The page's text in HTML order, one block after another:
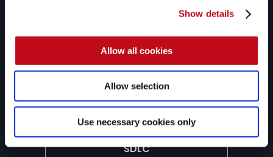
Show details
Allow all cookies
Allow selection
Use necessary cookies only
suas equipes de desenvolvimento e
as vulnerabilidades mais complexas.
Segurança em todo o seu
SDLC